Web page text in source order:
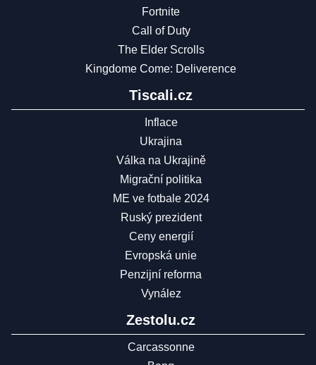
Fortnite
Call of Duty
The Elder Scrolls
Kingdome Come: Deliverence
Tiscali.cz
Inflace
Ukrajina
Válka na Ukrajině
Migrační politika
ME ve fotbale 2024
Ruský prezident
Ceny energií
Evropská unie
Penzijní reforma
Vynález
Zestolu.cz
Carcassonne